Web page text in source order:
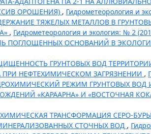
ОРОШЕНИЯ) , Гидрометеорология и
ТЯЖЕЛЫХ МЕТАЛЛОВ В
, Гидрометеорология и экология: № 2
ПОГЛОЩЕННЫХ ОСНОВАНИЙ В
ГРУНТОВЫХ ВОД
НЕФТЕХИМИЧЕСКОМ ЗАГРЯЗНЕНИИ ,
РЕЖИМ ГРУНТОВЫХ ВОД
«КАРААРНА» И «ВОСТОЧНАЯ
ТРАНСФОРМАЦИЯ СЕРО-
СТОЧНЫХ ВОД ,